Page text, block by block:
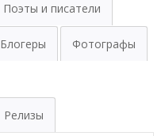
Поэты и писатели
Блогеры Фотографы
Релизы